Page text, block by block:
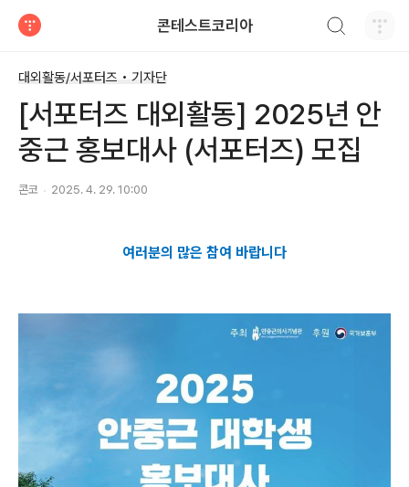
콘테스트코리아
대외활동/서포터즈 • 기자단
[서포터즈 대외활동] 2025년 안
중근 홍보대사 (서포터즈) 모집
콘코 2025. 4. 29. 10:00
여러분의 많은 참여 바랍니다